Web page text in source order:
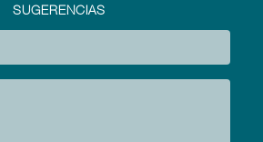
SUGERENCIAS